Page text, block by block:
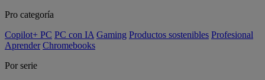
Pro categoría
Copilot+ PC PC con IA Gaming Productos sostenibles Profesional
Aprender Chromebooks
Por serie